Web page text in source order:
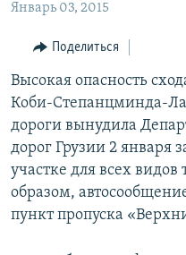
Перейти
основной
навигации
Перейти
поиску
ПОЛИТИКА
ОБЩЕСТВО
ЭКОНОМИКА
РЕГИОН
НАГОРНЫЙ КАРАБАХ
КУЛЬТУРА
СПОРТ
Январь 03, 2015
Поделиться
Высокая опасность
Коби-Степанцминда-
дороги вынудила
дорог Грузии 2 января
участке для всех
образом,
пункт пропуска